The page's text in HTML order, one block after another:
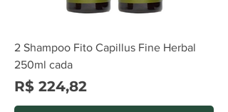
2 Shampoo Fito Capillus Fine Herbal
250ml cada
Preço
R$ 224,82